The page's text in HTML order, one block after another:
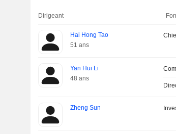
Dirigeant
Hai Hong Tao
51 ans
Yan Hui Li
48 ans
Zheng Sun